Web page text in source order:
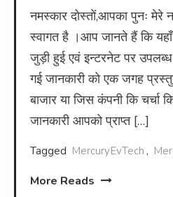
नमस्कार दोस्तों,आपका पुनः
स्वागत है ।आप जानते हैं कि
जुड़ी हुई एवं इन्टरनेट पर उपलब्ध
गई जानकारी को एक जगह
बाजार या जिस कंपनी कि चर्चा
जानकारी आपको प्राप्त […]
Tagged MercuryEvTech ,
More Reads